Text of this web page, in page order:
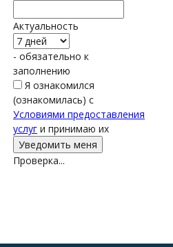
Актуальность
- обязательно к
заполнению
Я ознакомился
(ознакомилась) с
Условиями предоставления
услуг и принимаю их
Проверка...